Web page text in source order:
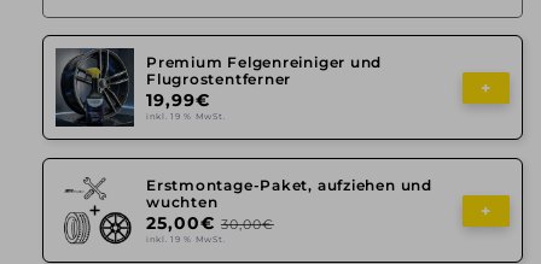
Premium Felgenreiniger und
Flugrostentferner
19,99€
inkl. 19 % MwSt.
+
Erstmontage-Paket, aufziehen und
wuchten
25,00€ 30,00€
inkl. 19 % MwSt.
+